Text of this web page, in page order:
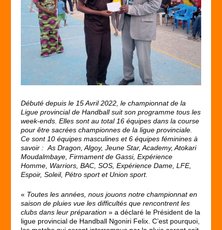
Débuté depuis le 15 Avril 2022, le championnat de la
Ligue provincial de Handball suit son programme tous les
week-ends. Elles sont au total 16 équipes dans la course
pour être sacrées championnes de la ligue provinciale.
Ce sont 10 équipes masculines et 6 équipes féminines à
savoir : As Dragon, Algoy, Jeune Star, Academy, Atokari
Moudalmbaye, Firmament de Gassi, Expérience
Homme, Warriors, BAC, SOS, Expérience Dame, LFE,
Espoir, Soleil, Pétro sport et Union sport.
« Toutes les années, nous jouons notre championnat en
saison de pluies vue les difficultés que rencontrent les
clubs dans leur préparation » a déclaré le Président de la
ligue provincial de Handball Ngoniri Felix. C’est pourquoi,